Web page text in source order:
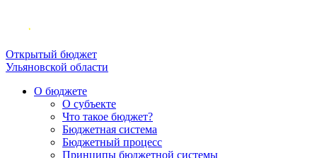
Открытый бюджет
Ульяновской области
О бюджете
О субъекте
Что такое бюджет?
Бюджетная система
Бюджетный процесс
Принципы бюджетной системы